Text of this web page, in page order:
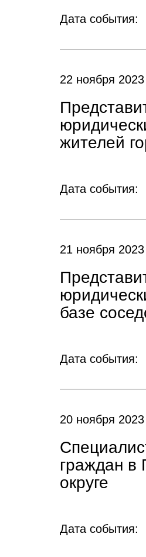
Дата события:
22 ноября 2023
жителей
Дата события:
21 ноября 2023
базе
Дата события:
20 ноября 2023
граждан
округе
Дата события: